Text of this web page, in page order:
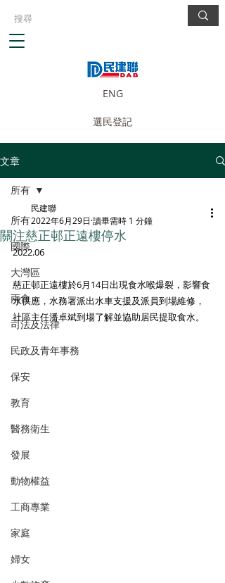
ENG
選民登記
文章
所有
國際
大灣區
兩會
司法及法律
民政及青年事務
保安
教育
醫務衛生
發展
動物權益
工商專業
家庭
婦女
所有
關注慈正邨正遠樓停水
民建聯
2022年6月29日 讀畢需時 1 分鐘
2022.06
慈正邨正遠樓於6月14日出現食水喉爆裂，影響食
水供應，水務署派出水車支援及派員到場維修，
社區主任潘卓斌到場了解並協助居民提取食水。